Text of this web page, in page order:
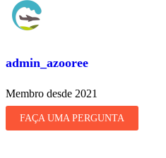
admin_azooree
Membro desde 2021
FAÇA UMA PERGUNTA